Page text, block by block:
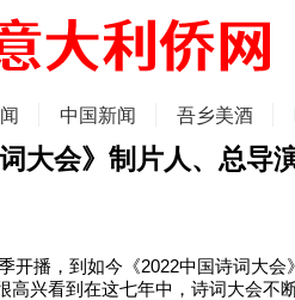
中国新闻 吾乡美酒
大会》制片人、总导
开播，到如今《2022中国诗词大会
高兴看到在这七年中，诗词大会不